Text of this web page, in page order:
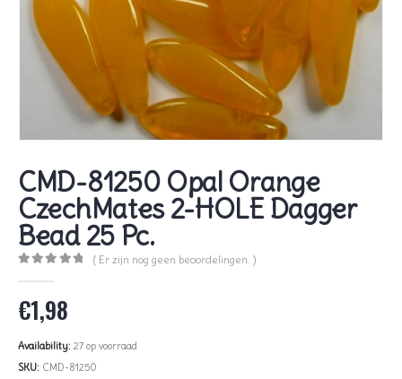
CMD-81250 Opal Orange
CzechMates 2-HOLE Dagger
Bead 25 Pc.
( Er zijn nog geen beoordelingen. )
€1,98
Availability: 27 op voorraad
SKU: CMD-81250